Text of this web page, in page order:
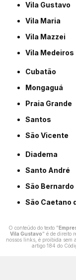
Vila Gustavo
Vila Maria
Vila Mazzei
Vila Medeiros
Cubatão
Mongaguá
Praia Grande
Santos
São Vicente
Diadema
Santo André
São
São Caetano
O conteúdo do texto "
Vila Gustavo" é de direito
nossos links, é proibida sem
artigo 184 do